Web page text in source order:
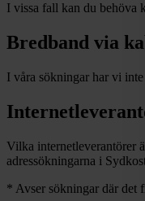
I vissa fall kan du behöva
Bredband via
I våra sökningar har vi
Vilka internetleverantörer
adressökningarna i
* Avser sökningar där det